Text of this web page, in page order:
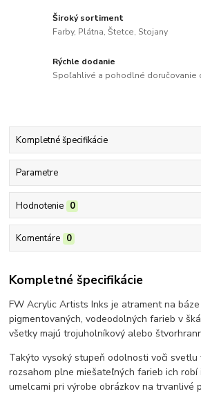
Široký sortiment
Farby, Plátna, Štetce, Stojany
Rýchle dodanie
Spoľahlivé a pohodlné doručovanie
Kompletné špecifikácie
Parametre
Hodnotenie 0
Komentáre 0
Kompletné špecifikácie
FW Acrylic Artists Inks je atrament na
pigmentovaných, vodeodolných farieb v
všetky majú trojuholníkový alebo
Takýto vysoký stupeň odolnosti voči svetlu
rozsahom plne miešateľných farieb ich robí
umelcami pri výrobe obrázkov na trvanlivé